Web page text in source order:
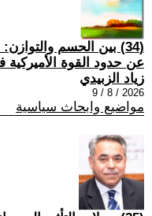
عن حدود القوة الأميركية
زياد الزبيدي
2026 / 8 / 9
مواضيع وابحاث سياسية